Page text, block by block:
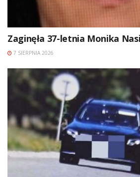
Zaginęła 37-letnia Monika
7 SIERPNIA 2026